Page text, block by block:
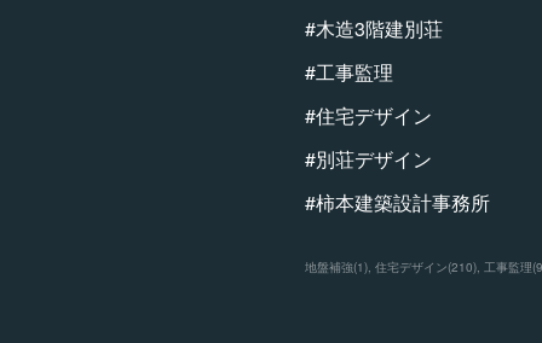
#木造3階建別荘
#工事監理
#住宅デザイン
#別荘デザイン
#柿本建築設計事務所
地盤補強(1) 住宅デザイン(210) 工事監理(